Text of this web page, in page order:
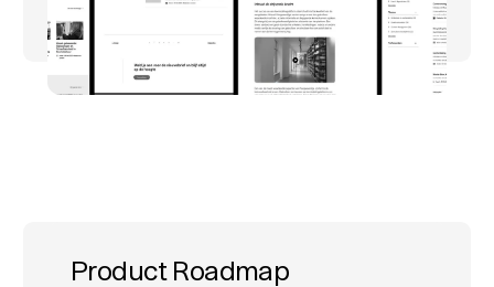
Product Roadmap